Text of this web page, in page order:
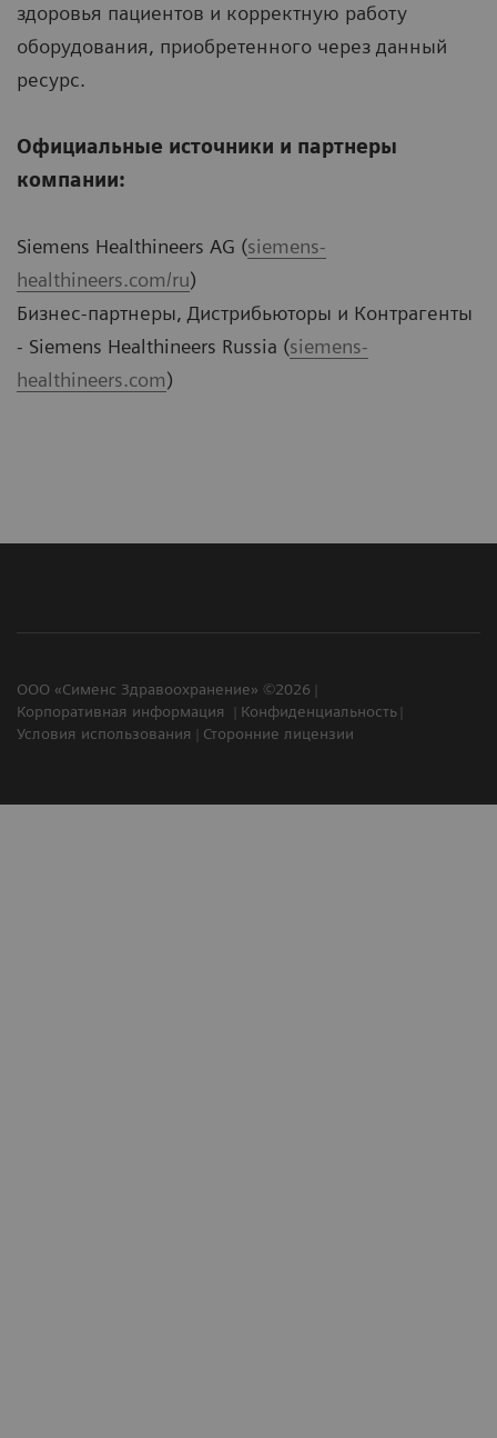
здоровья пациентов и корректную работу
оборудования, приобретенного через данный
ресурс.
Официальные источники и партнеры
компании:
Siemens Healthineers AG (siemens-
healthineers.com/ru)
Бизнес-партнеры, Дистрибьюторы и Контрагенты
- Siemens Healthineers Russia (siemens-
healthineers.com)
ООО «Сименс Здравоохранение» ©2026
Корпоративная информация
Конфиденциальность
Условия использования
Сторонние лицензии